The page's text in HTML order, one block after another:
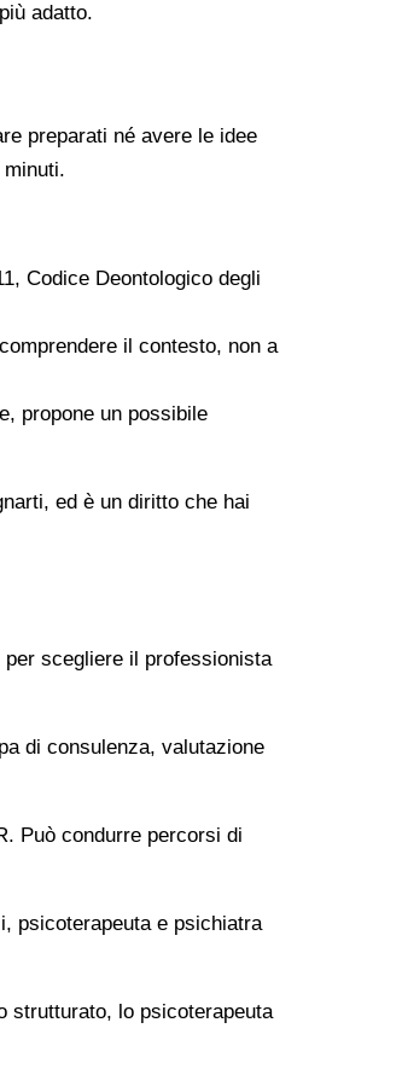
adatto.
preparati né avere le idee
Codice Deontologico degli
il contesto, non a
propone un possibile
ed è un diritto che hai
scegliere il professionista
di consulenza, valutazione
Può condurre percorsi di
psicoterapeuta e psichiatra
strutturato, lo psicoterapeuta